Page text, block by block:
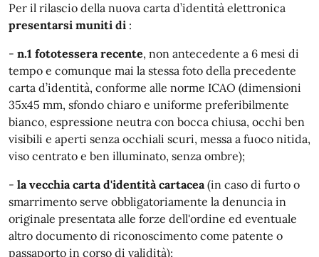
Per il rilascio della nuova carta d’identità elettronica
presentarsi muniti di :
- n.1 fototessera recente, non antecedente a 6 mesi di
tempo e comunque mai la stessa foto della precedente
carta d’identità, conforme alle norme ICAO (dimensioni
35x45 mm, sfondo chiaro e uniforme preferibilmente
bianco, espressione neutra con bocca chiusa, occhi ben
visibili e aperti senza occhiali scuri, messa a fuoco nitida,
viso centrato e ben illuminato, senza ombre);
- la vecchia carta d'identità cartacea(in caso di furto o
smarrimento serve obbligatoriamente la denuncia in
originale presentata alle forze dell'ordine ed eventuale
altro documento di riconoscimento come patente o
passaporto in corso di validità);